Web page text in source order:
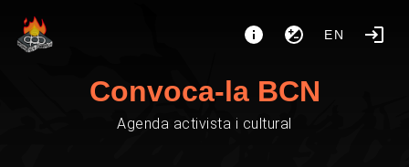
EN
Convoca-la BCN
Agenda activista i cultural